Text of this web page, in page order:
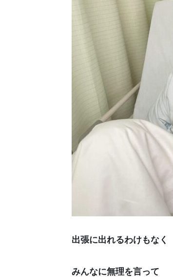
出張に出れるわけもなく
みんなに無理を言って